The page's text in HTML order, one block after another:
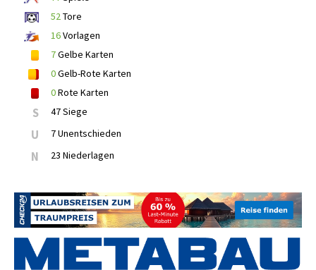
52Tore
16Vorlagen
7Gelbe Karten
0Gelb-Rote Karten
0Rote Karten
S 47 Siege
U 7 Unentschieden
N 23 Niederlagen